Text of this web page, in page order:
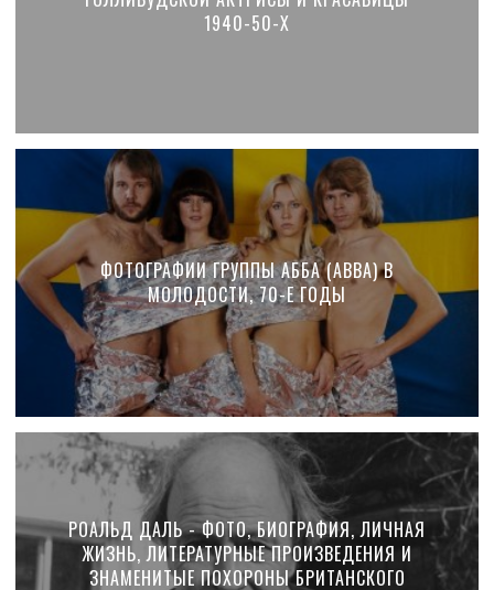
1940-50-Х
ФОТОГРАФИИ ГРУППЫ АББА (ABBA) В
МОЛОДОСТИ, 70-Е ГОДЫ
РОАЛЬД ДАЛЬ - ФОТО, БИОГРАФИЯ, ЛИЧНАЯ
ЖИЗНЬ, ЛИТЕРАТУРНЫЕ ПРОИЗВЕДЕНИЯ И
ЗНАМЕНИТЫЕ ПОХОРОНЫ БРИТАНСКОГО